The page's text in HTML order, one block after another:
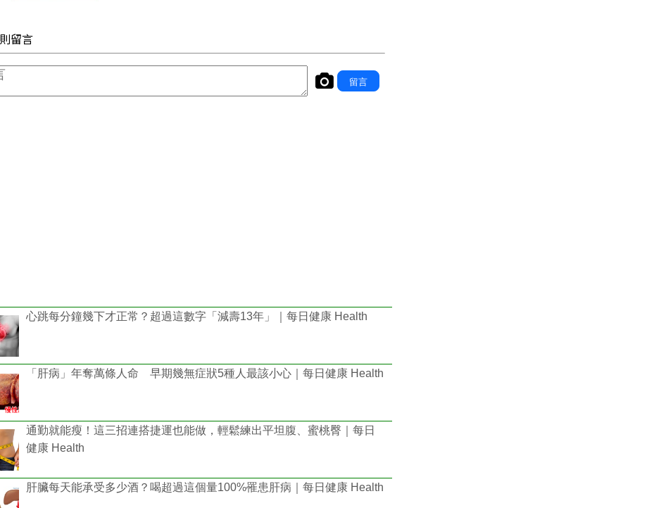
心跳每分鐘幾下才正常？超過這數字「減壽13年」｜每日健康 Health
「肝病」年奪萬條人命 早期幾無症狀5種人最該小心｜每日健康 Health
通勤就能瘦！這三招連搭捷運也能做，輕鬆練出平坦腹、蜜桃臀｜每日
健康 Health
肝臟每天能承受多少酒？喝超過這個量100%罹患肝病｜每日健康 Health